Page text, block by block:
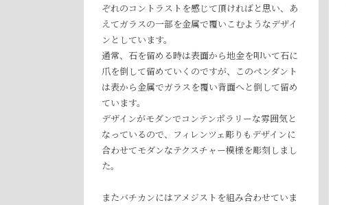
ぞれのコントラストを感じて頂ければと思い、あ
えてガラスの一部を金属で覆いこむようなデザイ
ンとしています。
通常、石を留める時は表面から地金を叩いて石に
爪を倒して留めていくのですが、このペンダント
は表から金属でガラスを覆い背面へと倒して留め
ています。
デザインがモダンでコンテンポラリーな雰囲気と
なっているので、フィレンツェ彫りもデザインに
合わせてモダンなテクスチャー模様を彫刻しまし
た。
またバチカンにはアメジストを組み合わせていま